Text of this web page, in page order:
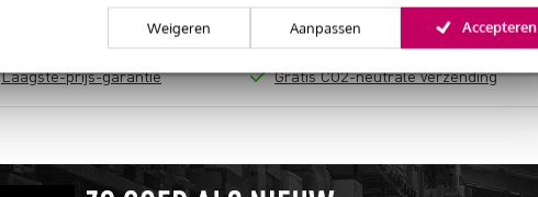
Weigeren Aanpassen Accepteren
3 jaar Bax Music garantie
Laagste-prijs-garantie
Gratis retourneren
Gratis CO2-neutrale verzending